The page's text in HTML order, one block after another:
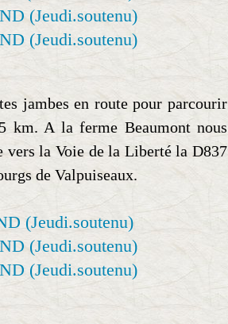
jambes en route pour parcourir
km. A la ferme Beaumont nous
vers la Voie de la Liberté la D837
de Valpuiseaux.